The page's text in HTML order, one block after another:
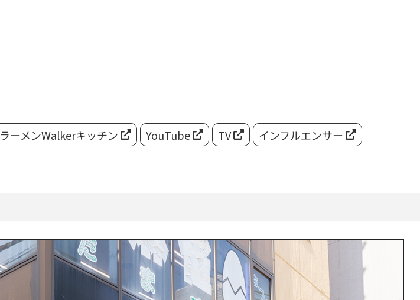
ラーメンWalkerキッチン YouTube TV インフルエンサー